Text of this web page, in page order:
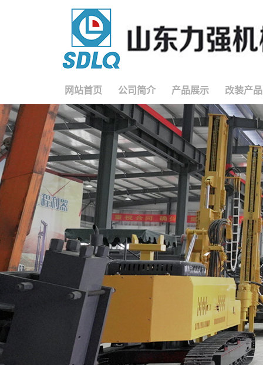
网站首页 公司简介 产品展示 改装产品